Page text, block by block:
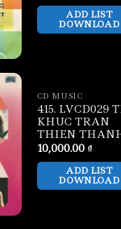
ADD LIST
DOWNLOAD
CD MUSIC
415. LVCD029
KHUC TRAN
THIEN
10,000.00 ₫
ADD LIST
DOWNLOAD